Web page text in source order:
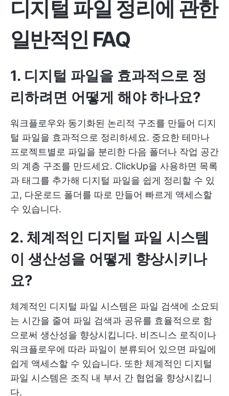
디지털 파일 정리에 관한
일반적인 FAQ
1. 디지털 파일을 효과적으로 정
리하려면 어떻게 해야 하나요?
워크플로우와 동기화된 논리적 구조를 만들어 디지
털 파일을 효과적으로 정리하세요. 중요한 테마나
프로젝트별로 파일을 분리한 다음 폴더나 작업 공간
의 계층 구조를 만드세요. ClickUp을 사용하면 목록
과 태그를 추가해 디지털 파일을 쉽게 정리할 수 있
고, 다운로드 폴더를 따로 만들어 빠르게 액세스할
수 있습니다.
2. 체계적인 디지털 파일 시스템
이 생산성을 어떻게 향상시키나
요?
체계적인 디지털 파일 시스템은 파일 검색에 소요되
는 시간을 줄여 파일 검색과 공유를 효율적으로 함
으로써 생산성을 향상시킵니다. 비즈니스 로직이나
워크플로우에 따라 파일이 분류되어 있으면 파일에
쉽게 액세스할 수 있습니다. 또한 체계적인 디지털
파일 시스템은 조직 내 부서 간 협업을 향상시킵니
다.